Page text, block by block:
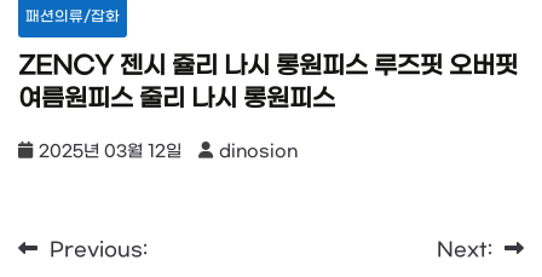
패션의류/잡화
ZENCY 젠시 쥴리 나시 롱원피스 루즈핏 오버핏
여름원피스 줄리 나시 롱원피스
2025년 03월 12일 dinosion
글 Previous: Next: